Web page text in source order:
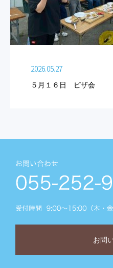
2026.05.27
５月１６日 ピザ会
お問